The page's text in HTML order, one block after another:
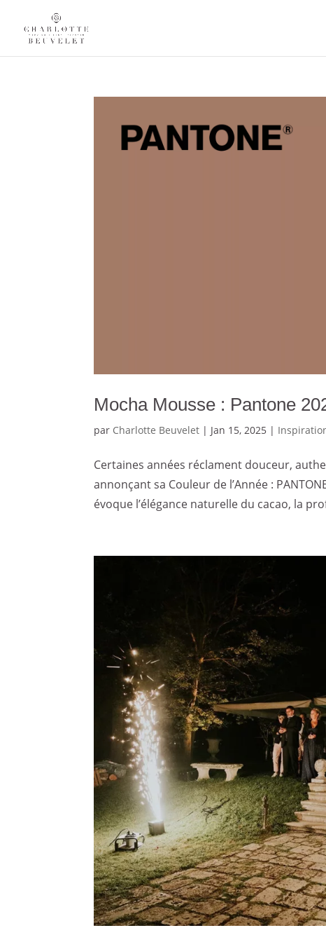
Mocha Mousse : Pantone
par Charlotte Beuvelet | Jan 15, 2025 |
Certaines années réclament douceur,
annonçant sa Couleur de l’Année :
évoque l’élégance naturelle du cacao, la